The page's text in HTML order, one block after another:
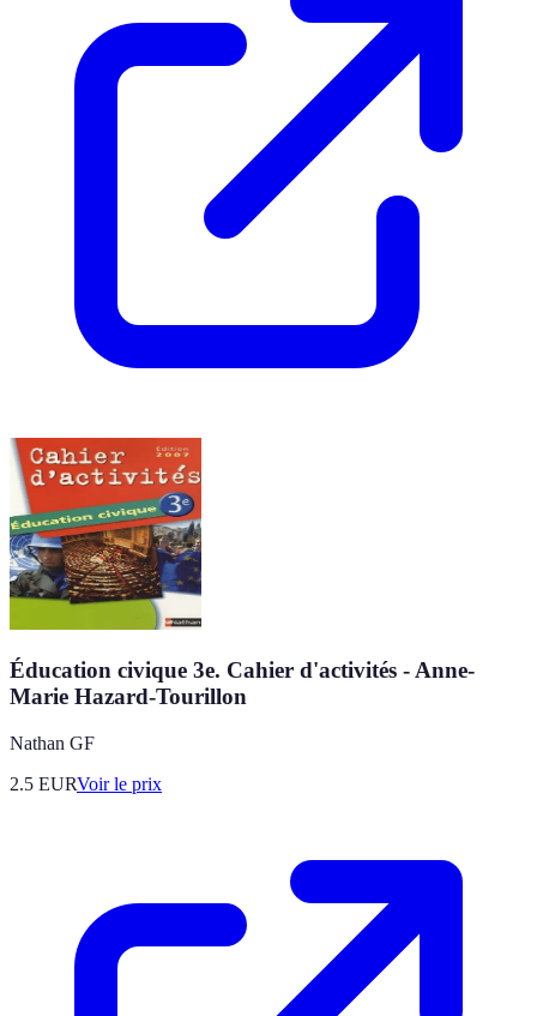
Éducation civique 3e. Cahier d'activités - Anne-
Marie Hazard-Tourillon
Nathan GF
2.5 EURVoir le prix